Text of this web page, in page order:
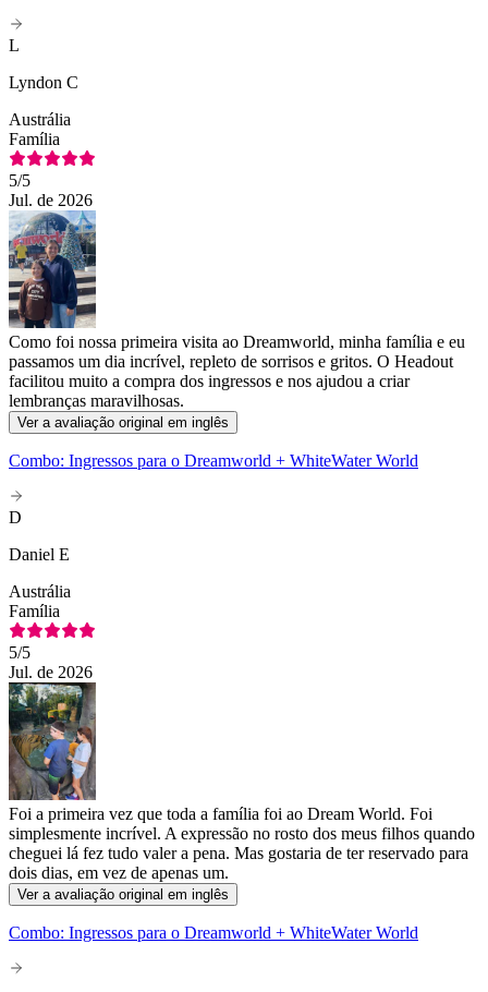
L
Lyndon C
Austrália
Família
5/5
Jul. de 2026
Como foi nossa primeira visita ao Dreamworld, minha família e eu
passamos um dia incrível, repleto de sorrisos e gritos. O Headout
facilitou muito a compra dos ingressos e nos ajudou a criar
lembranças maravilhosas.
Ver a avaliação original em inglês
Combo: Ingressos para o Dreamworld + WhiteWater World
D
Daniel E
Austrália
Família
5/5
Jul. de 2026
Foi a primeira vez que toda a família foi ao Dream World. Foi
simplesmente incrível. A expressão no rosto dos meus filhos quando
cheguei lá fez tudo valer a pena. Mas gostaria de ter reservado para
dois dias, em vez de apenas um.
Ver a avaliação original em inglês
Combo: Ingressos para o Dreamworld + WhiteWater World